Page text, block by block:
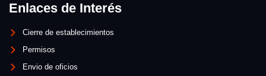
Enlaces de Interés
Cierre de establecimientos
Permisos
Envio de oficios